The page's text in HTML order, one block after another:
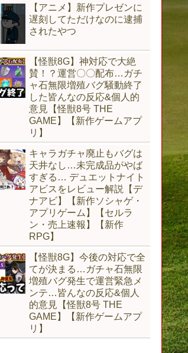
【アニメ】新作プレゼンに
遅刻してただけなのに逮捕
されたやつ
【怪獣8G】神対応で大絶
賛！？運営〇〇配布…ガチ
ャ石無限増殖バグ騒動終了
した皆んなの反応&個人的
意見【怪獣8号 THE
GAME】【新作ゲームアプ
リ】
キャラガチャ廃止もバグは
天井なし…未完成品がやば
すぎる… デュエットナイト
アビスをレビュー解説【デ
ナアビ】【新作ソシャゲ・
アプリゲーム】【セルラ
ン・売上速報】【新作
RPG】
【怪獣8G】今後の対応で全
てが決まる…ガチャ石無限
増殖バグ発生で運営緊急メ
ンテ…皆んなの反応&個人
的意見【怪獣8号 THE
GAME】【新作ゲームアプ
リ】